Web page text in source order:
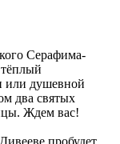
Серафима-
или душевной
два святых
Ждем вас!
пробудет